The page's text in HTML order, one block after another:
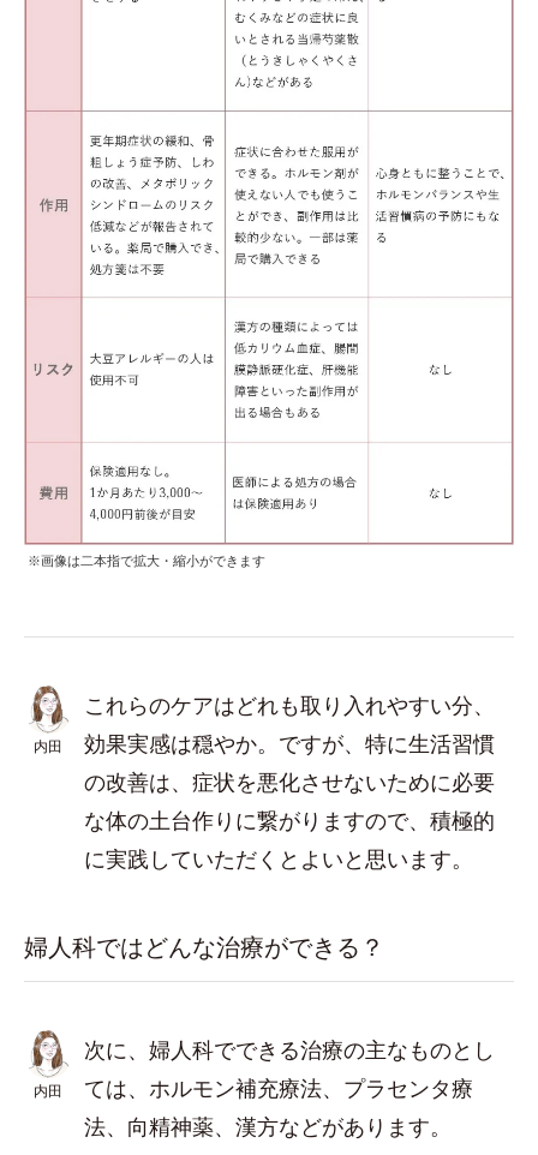
※画像は二本指で拡大・縮小ができます
内田
これらのケアはどれも取り入れやすい分、
効果実感は穏やか。ですが、特に生活習慣
の改善は、症状を悪化させないために必要
な体の土台作りに繋がりますので、積極的
に実践していただくとよいと思います。
婦人科ではどんな治療ができる？
内田
次に、婦人科でできる治療の主なものとし
ては、ホルモン補充療法、プラセンタ療
法、向精神薬、漢方などがあります。